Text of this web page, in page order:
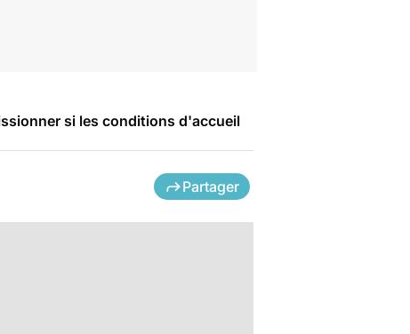
si les conditions d'accueil
Partager